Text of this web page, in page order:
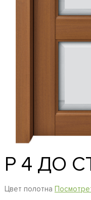
P 4 ДО
Цвет полотна